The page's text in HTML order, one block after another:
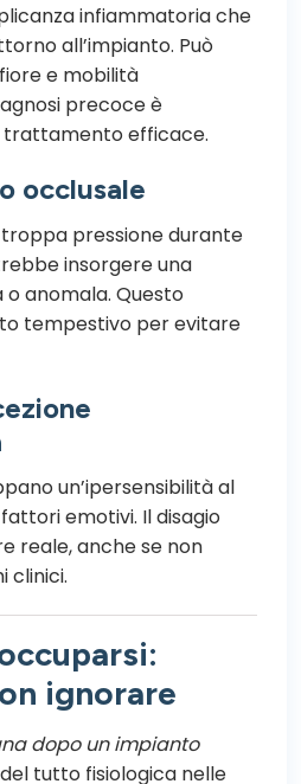
infiammatoria che
all’impianto. Può
e mobilità
precoce è
efficace.
occlusale
pressione durante
insorgere una
anomala. Questo
tempestivo per evitare
un’ipersensibilità al
emotivi. Il disagio
reale, anche se non
clinici.
ignorare
dopo un impianto
tutto fisiologica nelle